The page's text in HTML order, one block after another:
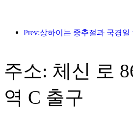
주소: 체신 로
역 C 출구